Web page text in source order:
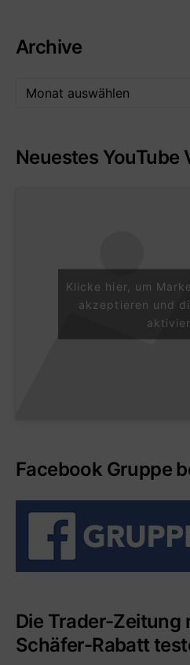
Archive
Neuestes YouTube
Klicke hier, um
akzeptieren und
Facebook Gruppe
Die Trader-Zeitung
Schäfer-Rabatt